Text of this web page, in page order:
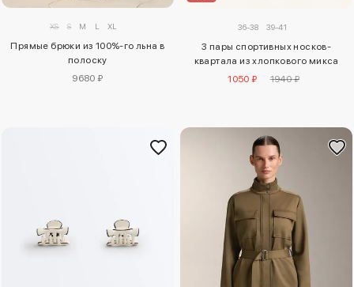
XS S M L XL
Прямые брюки из 100%-го льна в
полоску
9680 ₽
36-38 39-41
3 пары спортивных носков-
квартала из хлопкового микса
1050 ₽
1940 ₽